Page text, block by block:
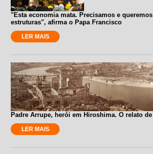
"Esta economia mata. Precisamos e
estruturas", afirma o Papa Francisco
LER MAIS
Padre Arrupe, herói em Hiroshima. O relato
LER MAIS